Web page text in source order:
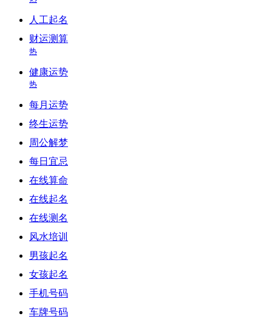
人工起名
财运测算
热
健康运势
热
每月运势
终生运势
周公解梦
每日宜忌
在线算命
在线起名
在线测名
风水培训
男孩起名
女孩起名
手机号码
车牌号码